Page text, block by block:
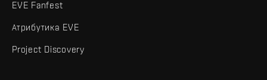
EVE Fanfest
Атрибутика EVE
Project Discovery